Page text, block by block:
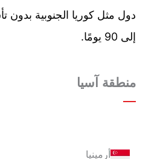
دول مثل كوريا الجنوبية بدون
إلى 90 يومًا.
منطقة آسيا
أرمينيا